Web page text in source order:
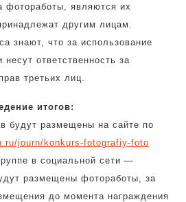
фотоработы, являются их
другим лицам.
знают, что за использование
ответственность за
третьих лиц.
итогов:
будут размещены на сайте по
journ/konkurs-fotografiy-foto
в социальной сети —
размещены фотоработы, за
до момента награждения